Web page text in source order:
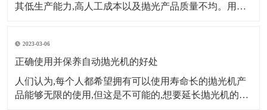
其低生产能力,高人工成本以及抛光产品质量不均。用自
第一个因素：生产规模、产量大小来源的稳定性。数量
大,来源稳定,
2023-03-06
正确使用并保养自动抛光机的好处
人们认为,每个人都希望拥有可以使用寿命长的抛光机产
品能够无限的使用,但这是不可能的,想要延长抛光机的使